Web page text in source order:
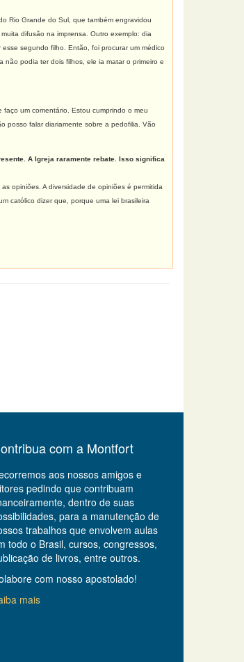
Rio Grande do Sul, que também engravidou
difusão na imprensa. Outro exemplo: dia
segundo filho. Então, foi procurar um médico
podia ter dois filhos, ele ia matar o primeiro e
um comentário. Estou cumprindo o meu
posso falar diariamente sobre a pedofilia. Vão
A Igreja raramente rebate. Isso significa
opiniões. A diversidade de opiniões é permitida
católico dizer que, porque uma lei brasileira
com a Montfort
aos nossos amigos e
pedindo que contribuam
dentro de suas
para a manutenção de
trabalhos que envolvem aulas
todo o Brasil, cursos, congressos,
de livros, entre outros.
com nosso apostolado!
mais